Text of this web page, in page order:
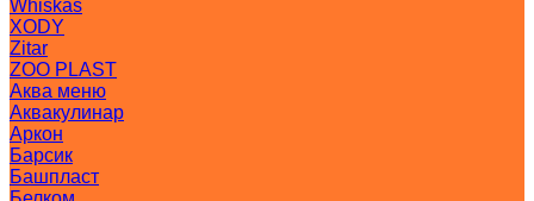
Whiskas
XODY
Zitar
ZOO PLAST
Аква меню
Аквакулинар
Аркон
Барсик
Башпласт